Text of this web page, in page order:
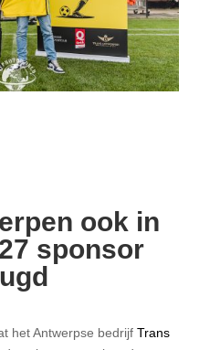
ook in
sponsor
het Antwerpse bedrijf Trans